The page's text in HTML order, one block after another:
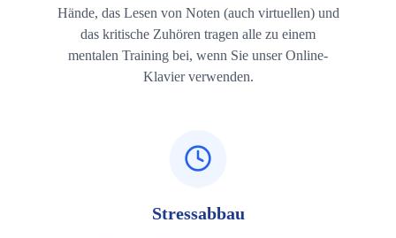
Hände, das Lesen von Noten (auch virtuellen) und
das kritische Zuhören tragen alle zu einem
mentalen Training bei, wenn Sie unser Online-
Klavier verwenden.
Stressabbau